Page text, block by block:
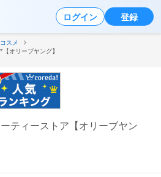
ログイン 登録
スメ
オリーブヤング】
ティーストア【オリーブヤン